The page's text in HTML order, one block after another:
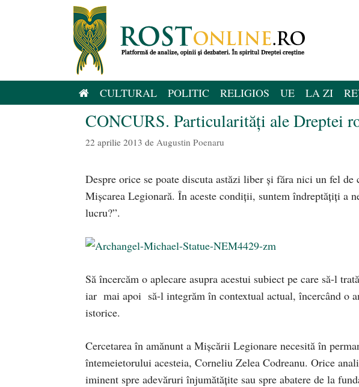
CULTURAL POLITIC RELIGIOS UE LA ZI
CONCURS. Particularităţi ale Dreptei
22 aprilie 2013 de Augustin Poenaru
Despre orice se poate discuta astăzi liber şi făra nici un fel de
Mişcarea Legionară. În aceste condiţii, suntem îndreptăţiţi a
lucru?”.
Să încercăm o aplecare asupra acestui subiect pe care să-l
iar mai apoi să-l integrăm în contextual actual, încercând o
istorice.
Cercetarea în amănunt a Mişcării Legionare necesită în
întemeietorului acesteia, Corneliu Zelea Codreanu. Orice
iminent spre adevăruri înjumătăţite sau spre abatere de la